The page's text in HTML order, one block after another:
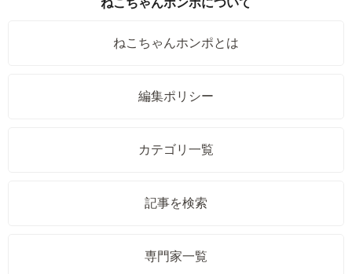
ねこちゃんホンポについて
ねこちゃんホンポとは
編集ポリシー
カテゴリ一覧
記事を検索
専門家一覧